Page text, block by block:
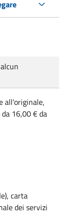
all'originale,
16,00 € da
carta
dei servizi